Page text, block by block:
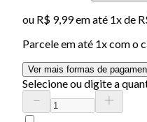
ou R$ 9,99em até 1x de
Parcele em até 1x com o
Ver mais formas de
Selecione ou digite a